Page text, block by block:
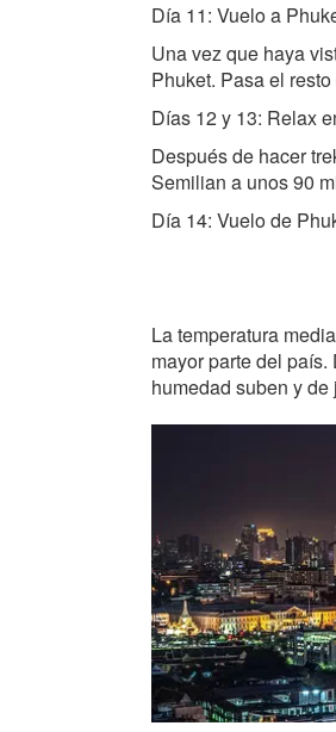
Día 11: Vuelo a
Una vez que haya
Phuket. Pasa el
Días 12 y 13: Relax
Después de hacer
Semilian a unos 90
Día 14: Vuelo de
La temperatura
mayor parte del
humedad suben y